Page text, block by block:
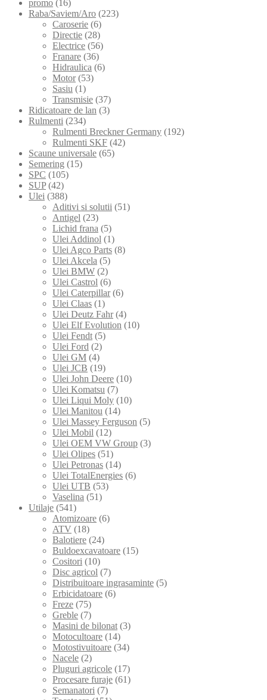
promo (16)
Raba/Saviem/Aro (223)
Caroserie (6)
Directie (28)
Electrice (56)
Franare (36)
Hidraulica (6)
Motor (53)
Sasiu (1)
Transmisie (37)
Ridicatoare de lan (3)
Rulmenti (234)
Rulmenti Breckner Germany (192)
Rulmenti SKF (42)
Scaune universale (65)
Semering (15)
SPC (105)
SUP (42)
Ulei (388)
Aditivi si solutii (51)
Antigel (23)
Lichid frana (5)
Ulei Addinol (1)
Ulei Agco Parts (8)
Ulei Akcela (5)
Ulei BMW (2)
Ulei Castrol (6)
Ulei Caterpillar (6)
Ulei Claas (1)
Ulei Deutz Fahr (4)
Ulei Elf Evolution (10)
Ulei Fendt (5)
Ulei Ford (2)
Ulei GM (4)
Ulei JCB (19)
Ulei John Deere (10)
Ulei Komatsu (7)
Ulei Liqui Moly (10)
Ulei Manitou (14)
Ulei Massey Ferguson (5)
Ulei Mobil (12)
Ulei OEM VW Group (3)
Ulei Olipes (51)
Ulei Petronas (14)
Ulei TotalEnergies (6)
Ulei UTB (53)
Vaselina (51)
Utilaje (541)
Atomizoare (6)
ATV (18)
Balotiere (24)
Buldoexcavatoare (15)
Cositori (10)
Disc agricol (7)
Distribuitoare ingrasaminte (5)
Erbicidatoare (6)
Freze (75)
Greble (7)
Masini de bilonat (3)
Motocultoare (14)
Motostivuitoare (34)
Nacele (2)
Pluguri agricole (17)
Procesare furaje (61)
Semanatori (7)